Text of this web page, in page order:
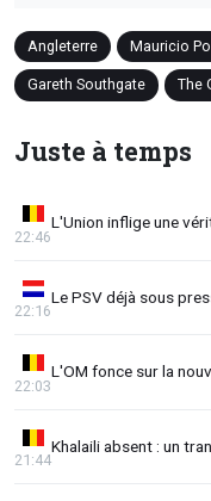
Angleterre Mauricio
Gareth Southgate The
Juste à temps
L'Union inflige une
22:46
Le PSV déjà sous
22:16
L'OM fonce sur la
22:03
Khalaili absent : un
21:44